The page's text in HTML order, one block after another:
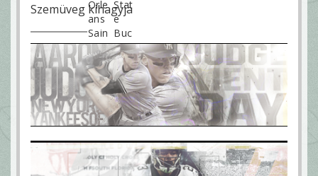
Szemüveg kihagyja